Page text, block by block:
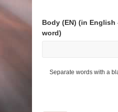
Body (EN) (in
word)
Separate words with a